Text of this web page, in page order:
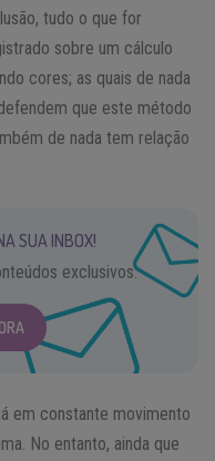
tudo o que for
sobre um cálculo
cores; as quais de nada
que este método
de nada tem relação
SUA INBOX!
exclusivos.
em constante movimento
No entanto, ainda que